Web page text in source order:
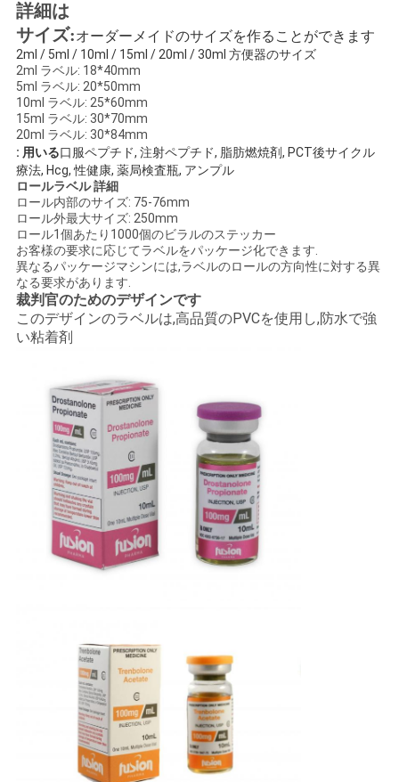
ニ
ュ
ー
ス
場
合
地
図
PRIVACY
POLICY
詳細は
サイズ:オーダーメイドのサイズを作ることができます
2ml / 5ml / 10ml / 15ml / 20ml / 30ml 方便器のサイズ
2ml ラベル: 18*40mm
5ml ラベル: 20*50mm
10ml ラベル: 25*60mm
15ml ラベル: 30*70mm
20ml ラベル: 30*84mm
: 用いる口服ペプチド, 注射ペプチド, 脂肪燃焼剤, PCT後サイクル
療法, Hcg, 性健康, 薬局検査瓶, アンプル
ロールラベル 詳細
ロール内部のサイズ: 75-76mm
ロール外最大サイズ: 250mm
ロール1個あたり1000個のビラルのステッカー
お客様の要求に応じてラベルをパッケージ化できます.
異なるパッケージマシンには,ラベルのロールの方向性に対する異
なる要求があります.
裁判官のためのデザインです
このデザインのラベルは,高品質のPVCを使用し,防水で強
い粘着剤